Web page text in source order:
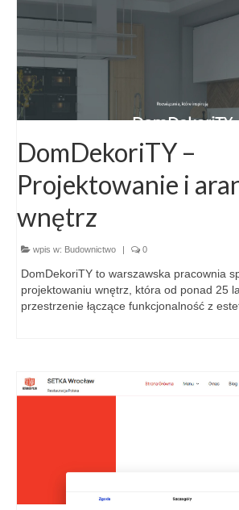
DomDekoriTY –
Projektowanie i
wnętrz
wpis w: Budownictwo | 0
DomDekoriTY to warszawska pracownia
projektowaniu wnętrz, która od ponad 25
przestrzenie łączące funkcjonalność z